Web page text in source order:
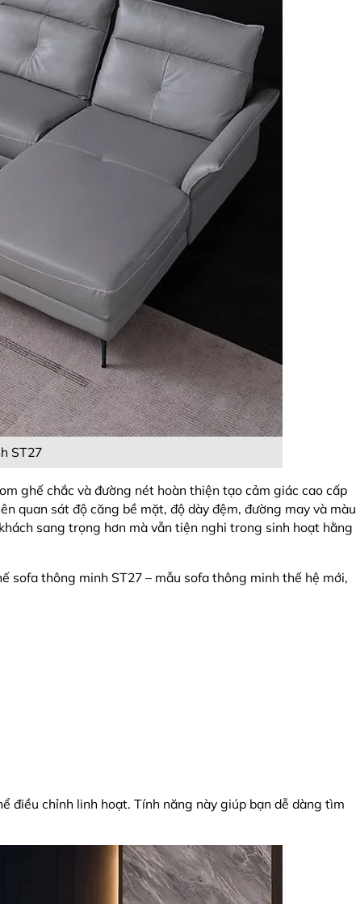
ST27
ghế chắc và đường nét hoàn thiện tạo cảm giác cao cấp
quan sát độ căng bề mặt, độ dày đệm, đường may và màu
sang trọng hơn mà vẫn tiện nghi trong sinh hoạt hằng
sofa thông minh ST27 – mẫu sofa thông minh thế hệ mới,
điều chỉnh linh hoạt. Tính năng này giúp bạn dễ dàng tìm